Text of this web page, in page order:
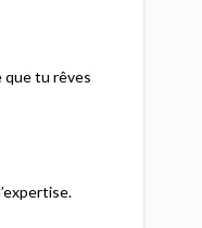
que tu rêves